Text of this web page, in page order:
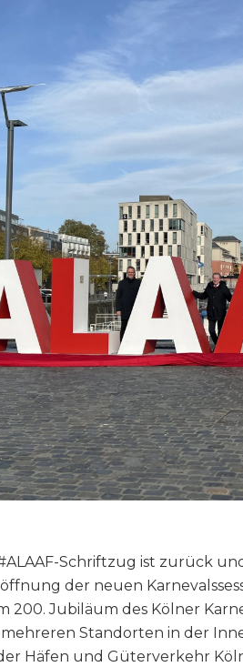
Schriftzug ist zurück
der neuen
200. Jubiläum des Kölner
mehreren Standorten in der
Häfen und Güterverkehr